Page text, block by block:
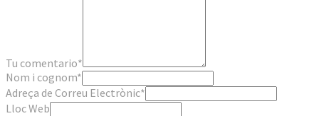
Tu comentario*
Nom i cognom*
Adreça de Correu Electrònic*
Lloc Web